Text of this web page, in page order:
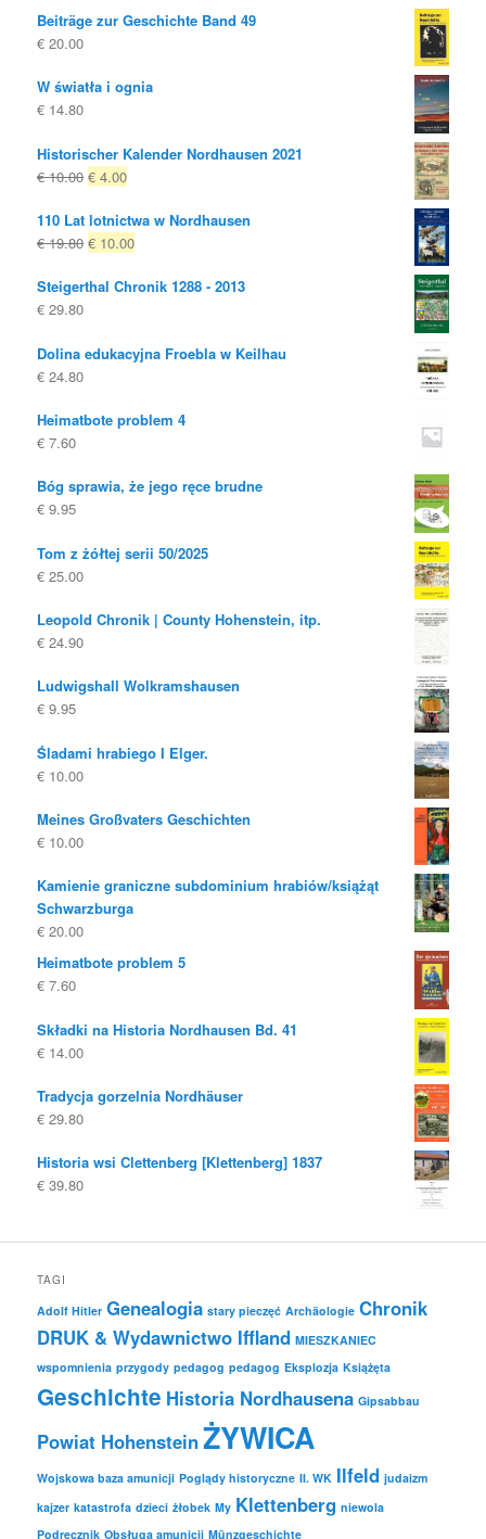
Beiträge zur Geschichte Band 49
€ 20.00
W światła i ognia
€ 14.80
Historischer Kalender Nordhausen 2021
€10.00 Oryginalna
była:
€ 10.00
€ 4.00Obecna
to:
€ 4.00.
110 Lat lotnictwa w Nordhausen
€19.80 Oryginalna
była:
€ 10.00Obecna
to:
Steigerthal Chronik 1288 - 2013
€ 29.80
Dolina edukacyjna Froebla w Keilhau
€ 24.80
Heimatbote problem 4
€ 7.60
Bóg sprawia, że ​​jego ręce brudne
€ 9.95
Tom z żółtej serii 50/2025
€ 25.00
Leopold Chronik | County Hohenstein, itp.
€ 24.90
Ludwigshall Wolkramshausen
€ 9.95
Śladami hrabiego I Elger.
€ 10.00
Meines Großvaters Geschichten
€ 10.00
Kamienie graniczne subdominium hrabiów/książąt
Schwarzburga
€ 20.00
Heimatbote problem 5
€ 7.60
Składki na Historia Nordhausen Bd. 41
€ 14.00
Tradycja gorzelnia Nordhäuser
€ 29.80
Historia wsi Clettenberg [Klettenberg] 1837
€ 39.80
TAGI
Adolf Hitler Genealogia stary pieczęć Archäologie Chronik
DRUK & Wydawnictwo Iffland MIESZKANIEC
wspomnienia przygody pedagog pedagog Eksplozja Książęta
Geschichte Historia Nordhausena Gipsabbau
Powiat HohensteinŻYWICA
Wojskowa baza amunicji Poglądy historyczne II. WK Ilfeld judaizm
kajzer katastrofa dzieci żłobek My Klettenberg niewola
Podręcznik Obsługa amunicji Münzgeschichte